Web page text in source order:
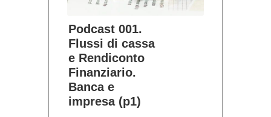
Podcast 001.
Flussi di cassa
e Rendiconto
Finanziario.
Banca e
impresa (p1)